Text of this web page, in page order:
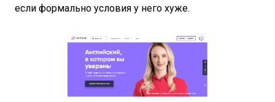
если формально условия у него хуже.